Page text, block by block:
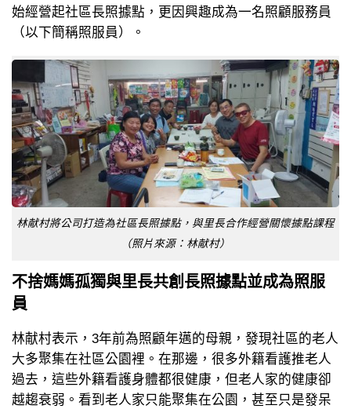
始經營起社區長照據點，更因興趣成為一名照顧服務員
（以下簡稱照服員）。
林献村將公司打造為社區長照據點，與里長合作經營關懷據點課程
（照片來源：林献村）
不捨媽媽孤獨與里長共創長照據點並成為照服
員
林献村表示，3年前為照顧年邁的母親，發現社區的老人
大多聚集在社區公園裡。在那邊，很多外籍看護推老人
過去，這些外籍看護身體都很健康，但老人家的健康卻
越趨衰弱。看到老人家只能聚集在公園，甚至只是發呆